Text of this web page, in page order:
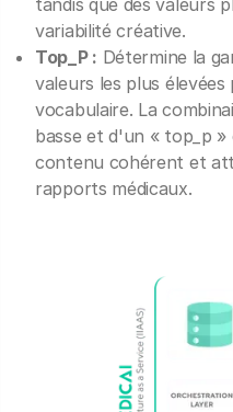
tandis que des valeurs
variabilité créative.
Top_P : Détermine la
valeurs les plus
vocabulaire. La
basse et d'un « top_p
contenu cohérent et
rapports médicaux.